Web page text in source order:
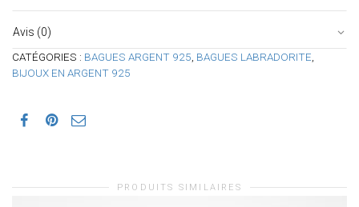
Avis (0)
CATÉGORIES : BAGUES ARGENT 925 BAGUES LABRADORITE
BIJOUX EN ARGENT 925
PRODUITS SIMILAIRES